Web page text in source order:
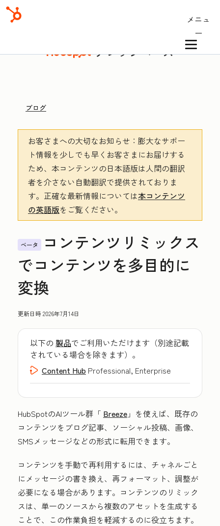
メニュ
ー
ナレッジベース
ブログ
お客さまへの大切なお知らせ ：膨大なサポー
ト情報を少しでも早くお客さまにお届けする
ため、本コンテンツの日本語版は人間の翻訳
者を介さない自動翻訳で提供されておりま
す。 正確な最新情報については本コンテンツ
の英語版をご覧ください。
ベータ
コンテンツリミックス
でコンテンツを多目的に
変換
更新日時2026年7月14日
以下の 製品でご利用いただけます（別途記載
されている場合を除きます）。
Content Hub Professional, Enterprise
HubSpotのAIツール群「 Breeze 」を使えば、既存の
コンテンツをブログ記事、ソーシャル投稿、画像、
SMSメッセージなどの形式に転用できます。
コンテンツを手動で再利用するには、チャネルごと
にメッセージの書き換え、再フォーマット、調整が
必要になる場合があります。コンテンツのリミック
スは、単一のソースから複数のアセットを生成する
ことで、この作業負担を軽減するのに役立ちます。